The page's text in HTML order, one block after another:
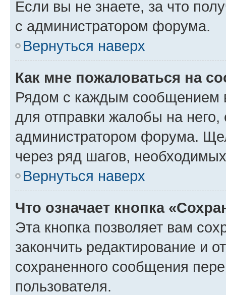
Если вы не знаете, за что
с администратором форума.
Вернуться наверх
Как мне пожаловаться на
Рядом с каждым сообщением
для отправки жалобы на
администратором форума.
через ряд шагов,
Вернуться наверх
Что означает кнопка
Эта кнопка позволяет вам
закончить редактирование и
сохраненного сообщения
пользователя.